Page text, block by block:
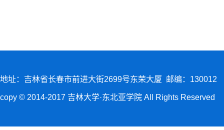
地址：吉林省长春市前进大街2699号东荣大厦 邮编：130012
copy © 2014-2017 吉林大学·东北亚学院 All Rights Reserved